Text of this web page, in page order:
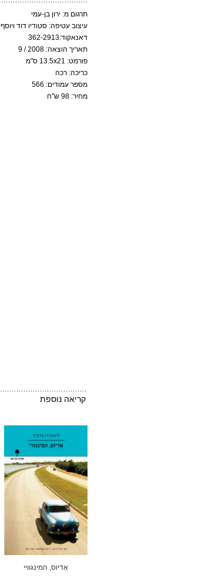
תרגום מ: ירון בן-עמי
עיצוב עטיפה: סטודיו דוד ויוסף
דאנאקוד:362-2913
תאריך הוצאה: 2008 / 9
פורמט: 13.5x21 ס"מ
כריכה: רכה
מספר עמודים: 566
מחיר: 98 ש"ח
קריאה נוספת
אַדיוס, המינגוויי